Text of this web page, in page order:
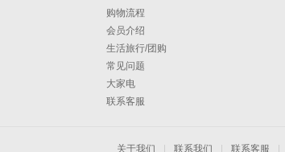
购物流程
会员介绍
生活旅行/团购
常见问题
大家电
联系客服
关于我们 联系我们 联系客服